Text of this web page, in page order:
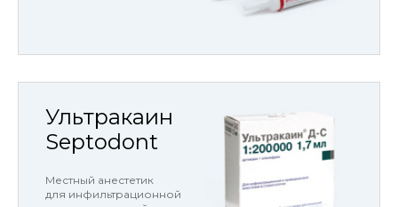
Ультракаин
Septodont
Местный анестетик
для инфильтрационной